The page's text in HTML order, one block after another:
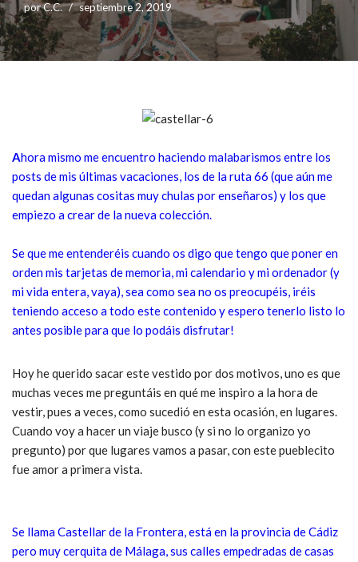
porC.C. septiembre 2, 2019
Ahora mismo me encuentro haciendo malabarismos entre los
posts de mis últimas vacaciones, los de la ruta 66 (que aún me
quedan algunas cositas muy chulas por enseñaros) y los que
empiezo a crear de la nueva colección.
Se que me entenderéis cuando os digo que tengo que poner en
orden mis tarjetas de memoria, mi calendario y mi ordenador (y
mi vida entera, vaya), sea como sea no os preocupéis, iréis
teniendo acceso a todo este contenido y espero tenerlo listo lo
antes posible para que lo podáis disfrutar!
Hoy he querido sacar este vestido por dos motivos, uno es que
muchas veces me preguntáis en qué me inspiro a la hora de
vestir, pues a veces, como sucedió en esta ocasión, en lugares.
Cuando voy a hacer un viaje busco (y si no lo organizo yo
pregunto) por que lugares vamos a pasar, con este pueblecito
fue amor a primera vista.
Se llama Castellar de la Frontera, está en la provincia de Cádiz
pero muy cerquita de Málaga, sus calles empedradas de casas